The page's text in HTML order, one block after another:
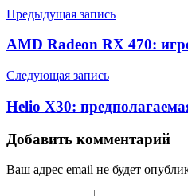
Предыдущая запись
AMD Radeon RX 470:
Следующая запись
Helio X30:
Добавить комментарий
Ваш адрес email не будет